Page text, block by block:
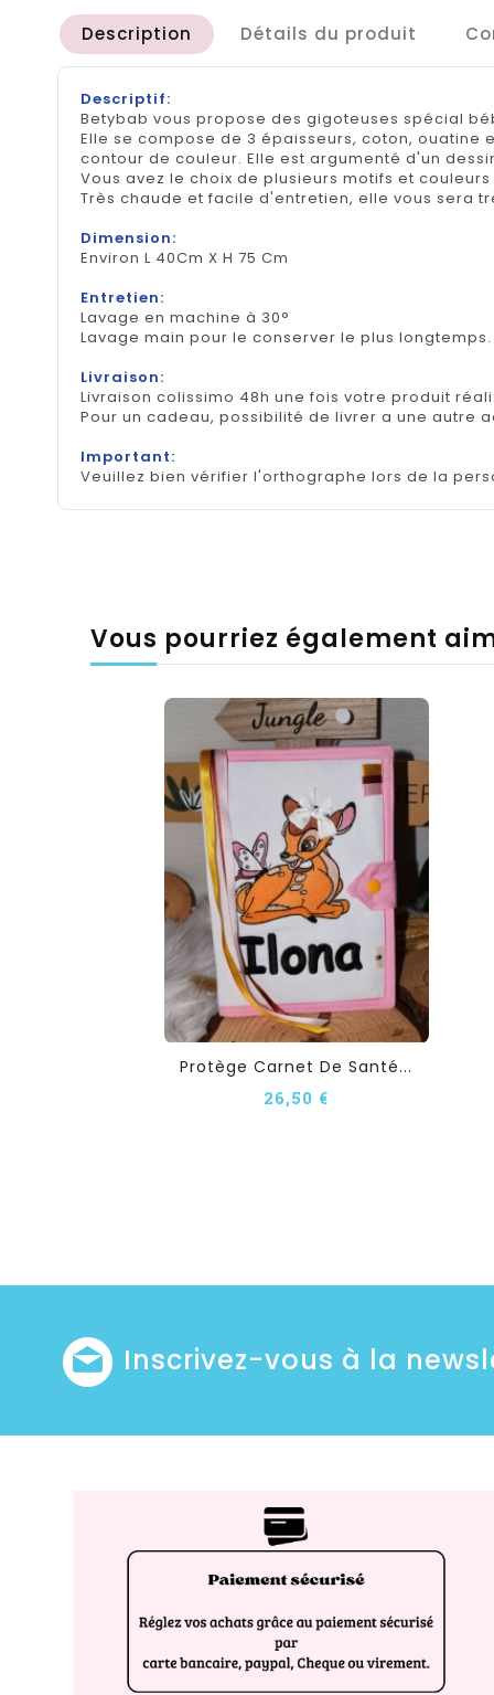
Description Détails du produit
Descriptif:
Betybab vous propose des gigoteuses spécial
Elle se compose de 3 épaisseurs, coton,
contour de couleur. Elle est argumenté d'un
Vous avez le choix de plusieurs motifs et
Très chaude et facile d'entretien, elle vous sera
Dimension:
Environ L 40Cm X H 75 Cm
Entretien:
Lavage en machine à 30°
Lavage main pour le conserver le plus
Livraison:
Livraison colissimo 48h une fois votre produit
Pour un cadeau, possibilité de livrer a une autre
Important:
Veuillez bien vérifier l'orthographe lors de la
Vous pourriez également
Protège Carnet De Santé...
26,50 €
Inscrivez-vous à la